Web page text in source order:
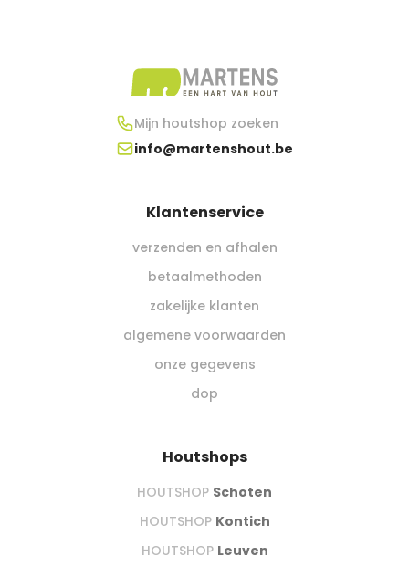
Mijn houtshop zoeken
info@martenshout.be
Klantenservice
verzenden en afhalen
betaalmethoden
zakelijke klanten
algemene voorwaarden
onze gegevens
dop
Houtshops
HOUTSHOP Schoten
HOUTSHOP Kontich
HOUTSHOP Leuven